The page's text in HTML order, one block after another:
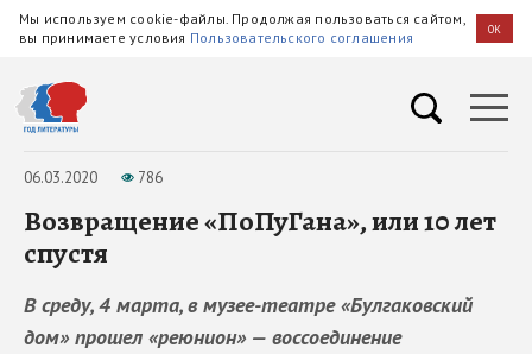
Мы используем cookie-файлы. Продолжая пользоваться сайтом,
вы принимаете условия Пользовательского соглашения OK
06.03.2020 786
Возвращение «ПоПуГана», или 10 лет
спустя
В среду, 4 марта, в музее-театре «Булгаковский
дом» прошел «реюнион» — воссоединение